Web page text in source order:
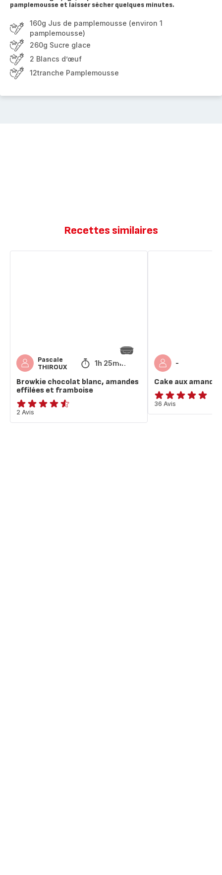
pamplemousse et laisser sécher quelques minutes.
160g Jus de pamplemousse (environ 1
pamplemousse)
260g Sucre glace
2 Blancs d’œuf
12tranche Pamplemousse
Recettes similaires
Pascale
THIROUX
1h 25min
Browkie chocolat blanc, amandes
effilées et framboise
ratings.4.5
2 Avis
-
Cake aux amandes
ratings.4.9
36 Avis